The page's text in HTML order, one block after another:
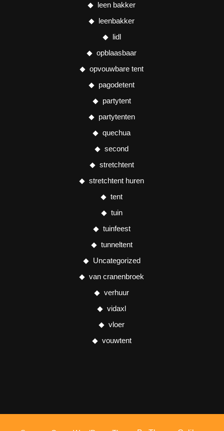
leen bakker
leenbakker
lidl
opblaasbaar
opvouwbare tent
pagodetent
partytent
partytenten
quechua
second
stretchtent
stretchtent huren
tent
tuin
tuinfeest
tunneltent
Uncategorized
van cranenbroek
verhuur
vidaxl
vloer
vouwtent